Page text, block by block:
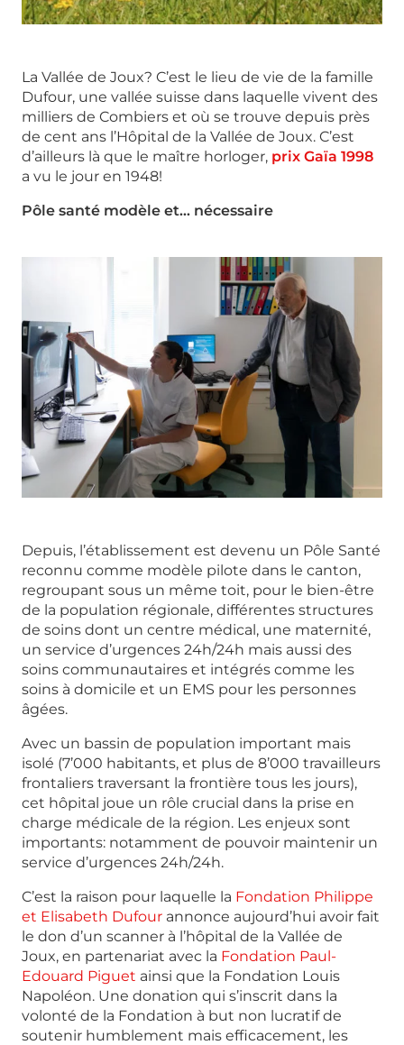
La Vallée de Joux? C’est le lieu de vie de la famille
Dufour, une vallée suisse dans laquelle vivent des
milliers de Combiers et où se trouve depuis près
de cent ans l’Hôpital de la Vallée de Joux. C’est
d’ailleurs là que le maître horloger, prix Gaïa 1998
a vu le jour en 1948!
Pôle santé modèle et… nécessaire
Depuis, l’établissement est devenu un Pôle Santé
reconnu comme modèle pilote dans le canton,
regroupant sous un même toit, pour le bien-être
de la population régionale, différentes structures
de soins dont un centre médical, une maternité,
un service d’urgences 24h/24h mais aussi des
soins communautaires et intégrés comme les
soins à domicile et un EMS pour les personnes
âgées.
Avec un bassin de population important mais
isolé (7’000 habitants, et plus de 8’000 travailleurs
frontaliers traversant la frontière tous les jours),
cet hôpital joue un rôle crucial dans la prise en
charge médicale de la région. Les enjeux sont
importants: notamment de pouvoir maintenir un
service d’urgences 24h/24h.
C’est la raison pour laquelle la Fondation Philippe
et Elisabeth Dufour annonce aujourd’hui avoir fait
le don d’un scanner à l’hôpital de la Vallée de
Joux, en partenariat avec la Fondation Paul-
Edouard Piguet ainsi que la Fondation Louis
Napoléon. Une donation qui s’inscrit dans la
volonté de la Fondation à but non lucratif de
soutenir humblement mais efficacement, les